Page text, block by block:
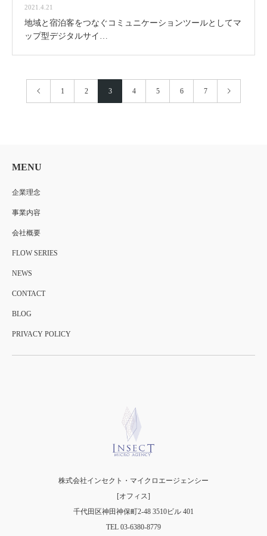
2021.4.21
地域と宿泊客をつなぐコミュニケーションツールとしてマ
ップ型デジタルサイ…
1 2 3 4 5 6 7
MENU
企業理念
事業内容
会社概要
FLOW SERIES
NEWS
CONTACT
BLOG
PRIVACY POLICY
株式会社インセクト・マイクロエージェンシー
[オフィス]
千代田区神田神保町2-48 3510ビル 401
TEL 03-6380-8779